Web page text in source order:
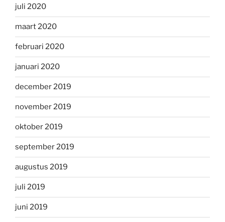
juli 2020
maart 2020
februari 2020
januari 2020
december 2019
november 2019
oktober 2019
september 2019
augustus 2019
juli 2019
juni 2019